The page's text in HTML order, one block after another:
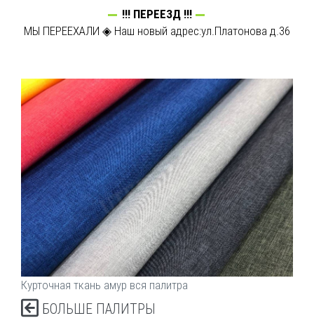
!!! ПЕРЕЕЗД !!!
МЫ ПЕРЕЕХАЛИ ◈ Наш новый адрес:ул.Платонова д.36
Заявки обрабатываются по мере поступления. Надеемся,
на ваше понимание!
Курточная ткань амур вся палитра
БОЛЬШЕ ПАЛИТРЫ